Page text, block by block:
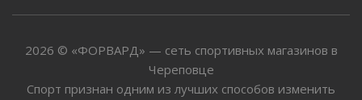
2026 © «ФОРВАРД» — сеть спортивных магазинов в
Череповце
Спорт признан одним из лучших способов изменить